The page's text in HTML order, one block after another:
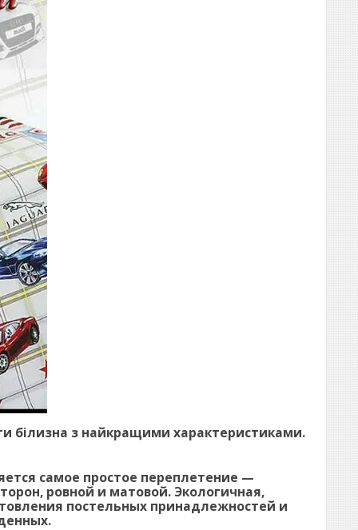
білизна з найкращими характеристиками.
самое простое переплетение —
ровной и матовой. Экологичная,
постельных принадлежностей и